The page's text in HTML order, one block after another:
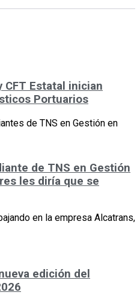
CFT Estatal inician
Portuarios
de TNS en Gestión en
de TNS en Gestión
les diría que se
en la empresa Alcatrans,
edición del